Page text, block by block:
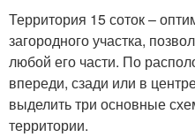
Территория 15 соток –
загородного участка,
любой его части. По
впереди, сзади или в
выделить три основные
территории.